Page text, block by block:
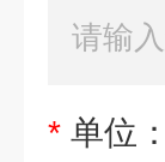
* 单位：